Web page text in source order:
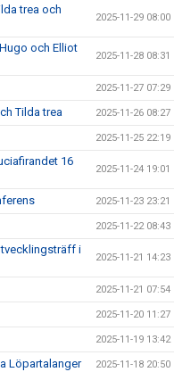
trea och
2025-11-29 08:00
och Elliot
2025-11-28 08:31
2025-11-27 07:29
Tilda trea 2025-11-26 08:27
2025-11-25 22:19
16
2025-11-24 19:01
2025-11-23 23:21
2025-11-22 08:43
i
2025-11-21 14:23
2025-11-21 07:54
2025-11-20 11:27
2025-11-19 13:42
Löpartalanger 2025-11-18 20:50